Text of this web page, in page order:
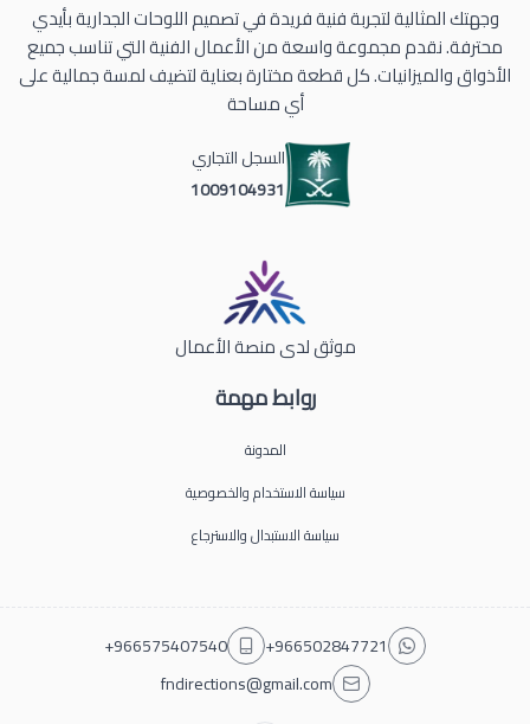
روابط مهمة
المدونة
سياسة الاستخدام والخصوصية
سياسة الاستبدال والاسترجاع
وجهتك المثالية لتجربة فنية فريدة في تصميم اللوحات الجدارية بأيدي
محترفة. نقدم مجموعة واسعة من الأعمال الفنية التي تناسب جميع
الأذواق والميزانيات. كل قطعة مختارة بعناية لتضيف لمسة جمالية على
أي مساحة
السجل التجاري
1009104931
موثق لدى منصة الأعمال
+966502847721
+966575407540
fndirections@gmail.com